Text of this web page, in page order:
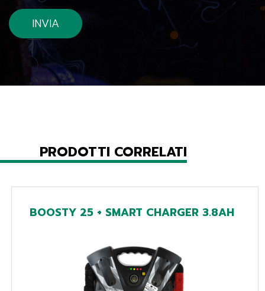
PRODOTTI CORRELATI
BOOSTY 25 + SMART CHARGER 3.8AH